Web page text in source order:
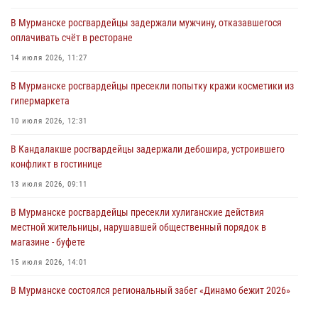
Сотрудники Росгвардии провели инструктаж по
антитеррористической защищенности для членов избирательных
31 июля 2026, 08:48 3
Сотрудники Росгвардии задержали мужчину, не оплатившего счет в
30 июля 2026, 14:09
В Управлении Росгвардии по Мурманской области прошло пожарно-
30 июля 2026, 14:05
В Мурманске росгвардейцы задержали мужчину, отказавшегося
оплачивать счёт в ресторане
14 июля 2026, 11:27
В Мурманске росгвардейцы пресекли попытку кражи косметики из
гипермаркета
10 июля 2026, 12:31
В Кандалакше росгвардейцы задержали дебошира, устроившего
конфликт в гостинице
13 июля 2026, 09:11
В Мурманске росгвардейцы пресекли хулиганские действия
местной жительницы, нарушавшей общественный порядок в
магазине - буфете
15 июля 2026, 14:01
В Мурманске состоялся региональный забег «Динамо бежит 2026»